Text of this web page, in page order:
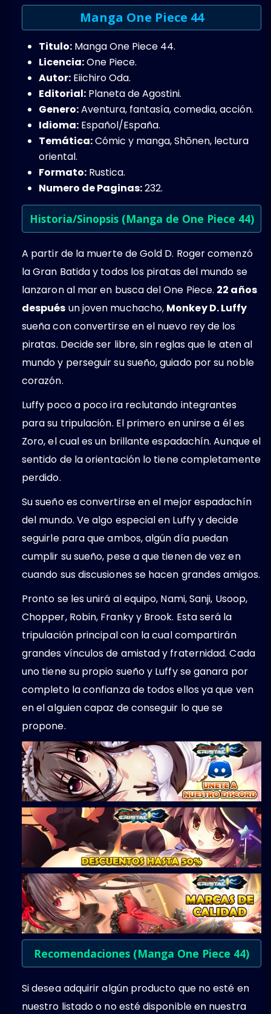
Manga One Piece 44
Titulo: Manga One Piece 44.
Licencia:One Piece.
Autor: Eiichiro Oda.
Editorial: Planeta de Agostini.
Genero:Aventura,​ fantasía, comedia, acción​.
Idioma: Español/España.
Temática:Cómic y manga, Shōnen, lectura
oriental.
Formato: Rustica.
Numero de Paginas:232.
Historia/Sinopsis (Manga de One Piece 44)
A partir de la muerte de Gold D. Roger comenzó
la Gran Batida y todos los piratas del mundo se
lanzaron al mar en busca del One Piece. 22 años
después un joven muchacho, Monkey D. Luffy
sueña con convertirse en el nuevo rey de los
piratas. Decide ser libre, sin reglas que le aten al
mundo y perseguir su sueño, guiado por su noble
corazón.
Luffy poco a poco ira reclutando integrantes
para su tripulación. El primero en unirse a él es
Zoro, el cual es un brillante espadachín. Aunque el
sentido de la orientación lo tiene completamente
perdido.
Su sueño es convertirse en el mejor espadachín
del mundo. Ve algo especial en Luffy y decide
seguirle para que ambos, algún día puedan
cumplir su sueño, pese a que tienen de vez en
cuando sus discusiones se hacen grandes amigos.
Pronto se les unirá al equipo, Nami, Sanji, Usoop,
Chopper, Robin, Franky y Brook. Esta será la
tripulación principal con la cual compartirán
grandes vínculos de amistad y fraternidad. Cada
uno tiene su propio sueño y Luffy se ganara por
completo la confianza de todos ellos ya que ven
en el alguien capaz de conseguir lo que se
propone.
Recomendaciones (Manga One Piece 44)
Si desea adquirir algún producto que no esté en
nuestro listado o no esté disponible en nuestra